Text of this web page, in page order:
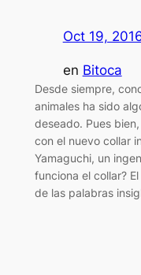
Oct 19,
en Bitoca
Desde siempre,
animales ha sido
deseado. Pues
con el nuevo collar
Yamaguchi, un
funciona el collar?
de las palabras